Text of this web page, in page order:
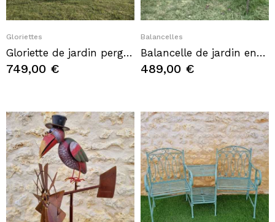
Quick View
Gloriettes
Gloriette de jardin pergola kiosque en fer de jardin marron
749,00 €
Quick View
Balancelles
Balancelle de jardin en fer forgé confortable
489,00 €